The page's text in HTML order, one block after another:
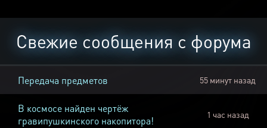
Свежие сообщения с форума
Передача предметов 55 минут назад
В космосе найден чертёж
гравипушкинского накопитора!
1 час назад